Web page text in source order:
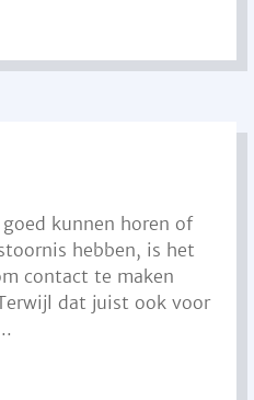
kunnen horen of
hebben, is het
contact te maken
dat juist ook voor